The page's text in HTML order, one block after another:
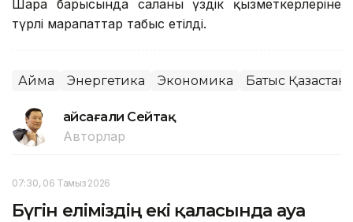
Шара барысында саланың үздік қызметкерлеріне
түрлі марапаттар табыс етілді.
Аймақ Энергетика Экономика Батыс
Ғайсағали Сейтақ
Авторлар
07:30, 06 Тамыз 2026
Бүгін еліміздің екі қаласында ауа